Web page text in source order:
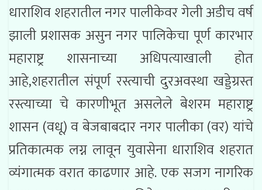
धाराशिव शहरातील नगर पालीकेवर गेली अडीच वर्ष
झाली प्रशासक असुन नगर पालिकेचा पूर्ण कारभार
महाराष्ट्र शासनाच्या अधिपत्याखाली होत
आहे,शहरातील संपूर्ण रस्त्याची दुरअवस्था खड्डेग्रस्त
रस्त्याच्या चे कारणीभूत असलेले बेशरम महाराष्ट्र
शासन (वधू) व बेजबाबदार नगर पालीका (वर) यांचे
प्रतिकात्मक लग्न लावून युवासेना धाराशिव शहरात
व्यंगात्मक वरात काढणार आहे. एक सजग नागरिक